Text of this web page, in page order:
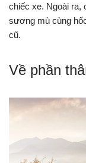
chiếc xe. Ngoài ra,
sương mù cùng
cũ.
Về phần